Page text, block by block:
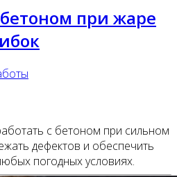
при жаре
с бетоном при сильном
дефектов и обеспечить
погодных условиях.